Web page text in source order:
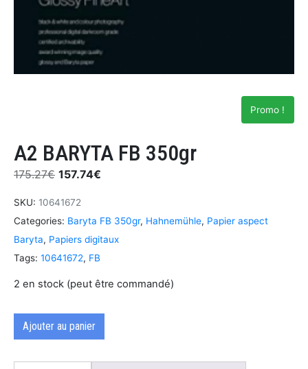
Promo !
A2 BARYTA FB 350gr
175.27€ 157.74€
SKU: 10641672
Categories: Baryta FB 350gr, Hahnemühle, Papier aspect
Baryta, Papiers digitaux
Tags: 10641672, FB
2 en stock (peut être commandé)
Ajouter au panier